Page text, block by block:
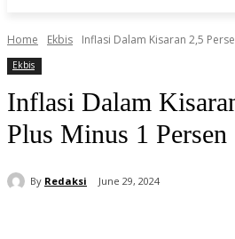
Home Ekbis Inflasi Dalam Kisaran 2,5
Ekbis
Inflasi Dalam
Plus Minus 1 Persen
By Redaksi June 29, 2024